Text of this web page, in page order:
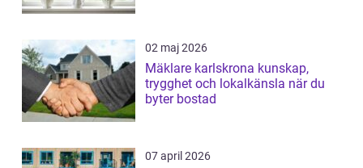
02 maj 2026
Mäklare karlskrona kunskap,
trygghet och lokalkänsla när du
byter bostad
07 april 2026